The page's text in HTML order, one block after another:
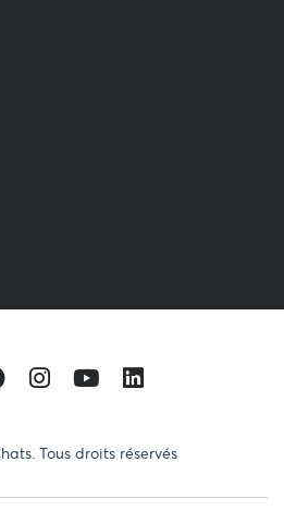
Tous droits réservés
Instagram
YoutubeLinkedIn